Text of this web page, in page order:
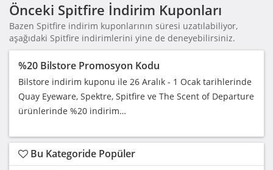
Önceki Spitfire İndirim Kuponları
Bazen Spitfire indirim kuponlarının süresi uzatılabiliyor,
aşağıdaki Spitfire indirimlerini yine de deneyebilirsiniz.
%20 Bilstore Promosyon Kodu
Bilstore indirim kuponu ile 26 Aralık - 1 Ocak tarihlerinde
Quay Eyeware, Spektre, Spitfire ve The Scent of Departure
ürünlerinde %20 indirim…
Bu Kategoride Popüler